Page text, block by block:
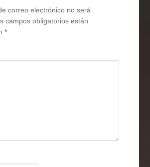
correo electrónico no será
campos obligatorios están
*